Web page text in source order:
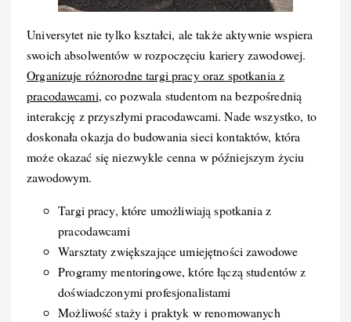
Universytet nie tylko kształci, ale także aktywnie wspiera
swoich absolwentów w rozpoczęciu kariery zawodowej.
Organizuje różnorodne targi pracy oraz spotkania z
pracodawcami, co pozwala studentom na bezpośrednią
interakcję z przyszłymi pracodawcami. Nade wszystko, to
doskonała okazja do budowania sieci kontaktów, która
może okazać się niezwykle cenna w późniejszym życiu
zawodowym.
Targi pracy, które umożliwiają spotkania z
pracodawcami
Warsztaty zwiększające umiejętności zawodowe
Programy mentoringowe, które łączą studentów z
doświadczonymi profesjonalistami
Możliwość staży i praktyk w renomowanych